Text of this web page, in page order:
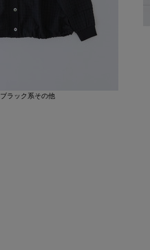
ブラック系その他